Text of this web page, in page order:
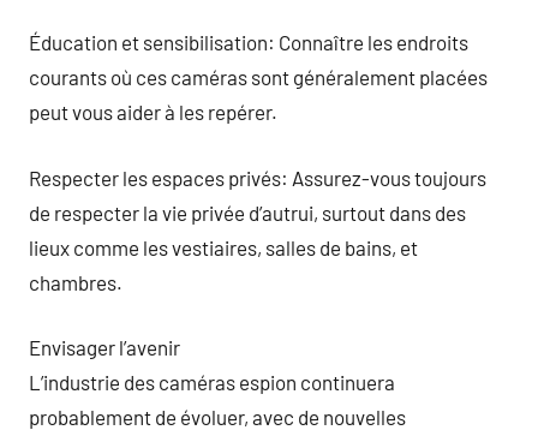
Éducation et sensibilisation: Connaître les endroits
courants où ces caméras sont généralement placées
peut vous aider à les repérer.
Respecter les espaces privés: Assurez-vous toujours
de respecter la vie privée d’autrui, surtout dans des
lieux comme les vestiaires, salles de bains, et
chambres.
Envisager l’avenir
L’industrie des caméras espion continuera
probablement de évoluer, avec de nouvelles